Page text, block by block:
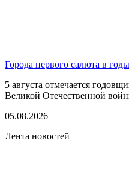
Города первого салюта в
5 августа отмечается
Великой Отечественной
05.08.2026
Лента новостей